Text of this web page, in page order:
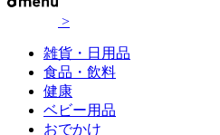
>
雑貨・日用品
食品・飲料
健康
ベビー用品
おでかけ